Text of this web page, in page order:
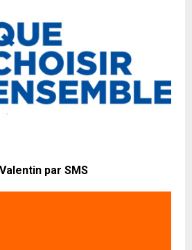
par SMS